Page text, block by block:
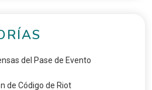
del Pase de Evento
de Código de Riot